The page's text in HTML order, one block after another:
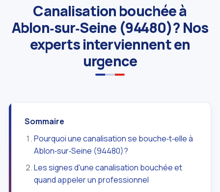
Canalisation bouchée à
Ablon‑sur‑Seine (94480)? Nos
experts interviennent en
urgence
Sommaire
Pourquoi une canalisation se bouche‑t‑elle à
Ablon‑sur‑Seine (94480)?
Les signes d'une canalisation bouchée et
quand appeler un professionnel